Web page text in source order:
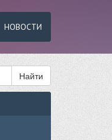
НОВОСТИ
Найти